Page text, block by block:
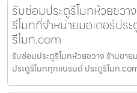
รับซ่อมประตูรีโมทห้วยขวา
รีโมทที่จำหน่ายมอเตอร์ปร
รีโมท.com
รับซ่อมประตูรีโมทห้วยขวาง ร้านขา
ประตูรีโมททุกแบรนด์ ประตูรีโมท